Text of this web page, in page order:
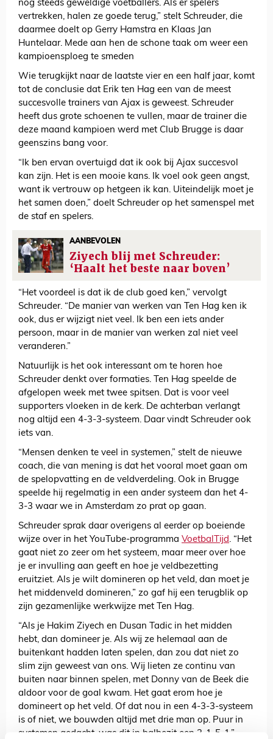
nog steeds geweldige voetballers. Als er spelers
vertrekken, halen ze goede terug,” stelt Schreuder, die
daarmee doelt op Gerry Hamstra en Klaas Jan
Huntelaar. Mede aan hen de schone taak om weer een
kampioensploeg te smeden
Wie terugkijkt naar de laatste vier en een half jaar, komt
tot de conclusie dat Erik ten Hag een van de meest
succesvolle trainers van Ajax is geweest. Schreuder
heeft dus grote schoenen te vullen, maar de trainer die
deze maand kampioen werd met Club Brugge is daar
geenszins bang voor.
“Ik ben ervan overtuigd dat ik ook bij Ajax succesvol
kan zijn. Het is een mooie kans. Ik voel ook geen angst,
want ik vertrouw op hetgeen ik kan. Uiteindelijk moet je
het samen doen,” doelt Schreuder op het samenspel met
de staf en spelers.
AANBEVOLEN
Ziyech blij met Schreuder:
‘Haalt het beste naar boven’
“Het voordeel is dat ik de club goed ken,” vervolgt
Schreuder. “De manier van werken van Ten Hag ken ik
ook, dus er wijzigt niet veel. Ik ben een iets ander
persoon, maar in de manier van werken zal niet veel
veranderen.”
Natuurlijk is het ook interessant om te horen hoe
Schreuder denkt over formaties. Ten Hag speelde de
afgelopen week met twee spitsen. Dat is voor veel
supporters vloeken in de kerk. De achterban verlangt
nog altijd een 4-3-3-systeem. Daar vindt Schreuder ook
iets van.
“Mensen denken te veel in systemen,” stelt de nieuwe
coach, die van mening is dat het vooral moet gaan om
de spelopvatting en de veldverdeling. Ook in Brugge
speelde hij regelmatig in een ander systeem dan het 4-
3-3 waar we in Amsterdam zo prat op gaan.
Schreuder sprak daar overigens al eerder op boeiende
wijze over in het YouTube-programma VoetbalTijd. “Het
gaat niet zo zeer om het systeem, maar meer over hoe
je er invulling aan geeft en hoe je veldbezetting
eruitziet. Als je wilt domineren op het veld, dan moet je
het middenveld domineren,” zo gaf hij een terugblik op
zijn gezamenlijke werkwijze met Ten Hag.
“Als je Hakim Ziyech en Dusan Tadic in het midden
hebt, dan domineer je. Als wij ze helemaal aan de
buitenkant hadden laten spelen, dan zou dat niet zo
slim zijn geweest van ons. Wij lieten ze continu van
buiten naar binnen spelen, met Donny van de Beek die
aldoor voor de goal kwam. Het gaat erom hoe je
domineert op het veld. Of dat nou in een 4-3-3-systeem
is of niet, we bouwden altijd met drie man op. Puur in
systemen gedacht, was dit in balbezit een 3-1-5-1.”